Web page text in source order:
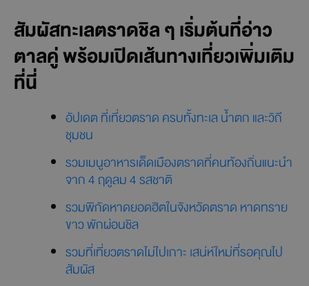
สัมผัสทะเลตราดชิล ๆ เริ่มต้นที่อ่าว
ตาลคู่ พร้อมเปิดเส้นทางเที่ยวเพิ่มเติม
ที่นี่
อัปเดต ที่เที่ยวตราด ครบทั้งทะเล น้ำตก และวิถี
ชุมชน
รวมเมนูอาหารเด็ดเมืองตราดที่คนท้องถิ่นแนะนำ
จาก 4 ฤดูลม 4 รสชาติ
รวมพิกัดหาดยอดฮิตในจังหวัดตราด หาดทราย
ขาว พักผ่อนชิล
รวมที่เที่ยวตราดไม่ไปเกาะ เสน่ห์ใหม่ที่รอคุณไป
สัมผัส